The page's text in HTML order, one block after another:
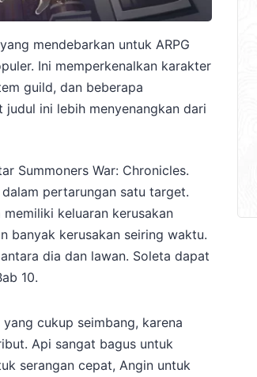
mendebarkan untuk ARPG
Ini memperkenalkan karakter
guild, dan beberapa
ini lebih menyenangkan dari
Summoners War: Chronicles.
pertarungan satu target.
keluaran kerusakan
banyak kerusakan seiring waktu.
dia dan lawan. Soleta dapat
10.
cukup seimbang, karena
Api sangat bagus untuk
serangan cepat, Angin untuk